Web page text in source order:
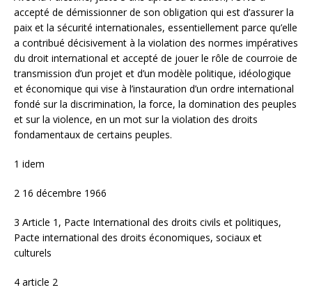
accepté de démissionner de son obligation qui est d’assurer la
paix et la sécurité internationales, essentiellement parce qu’elle
a contribué décisivement à la violation des normes impératives
du droit international et accepté de jouer le rôle de courroie de
transmission d’un projet et d’un modèle politique, idéologique
et économique qui vise à l’instauration d’un ordre international
fondé sur la discrimination, la force, la domination des peuples
et sur la violence, en un mot sur la violation des droits
fondamentaux de certains peuples.
1 idem
2 16 décembre 1966
3 Article 1, Pacte International des droits civils et politiques,
Pacte international des droits économiques, sociaux et
culturels
4 article 2